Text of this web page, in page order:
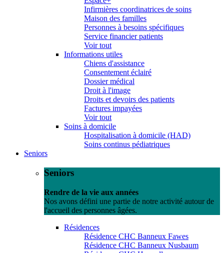
Infirmières coordinatrices de soins
Maison des familles
Personnes à besoins spécifiques
Service financier patients
Voir tout
Informations utiles
Chiens d'assistance
Consentement éclairé
Dossier médical
Droit à l'image
Droits et devoirs des patients
Factures impayées
Voir tout
Soins à domicile
Hospitalisation à domicile (HAD)
Soins continus pédiatriques
Seniors
Seniors
Rendre de la vie aux années
Nos avons défini une partie de notre activité autour de
l'accueil des personnes âgées.
Résidences
Résidence CHC Banneux Fawes
Résidence CHC Banneux Nusbaum